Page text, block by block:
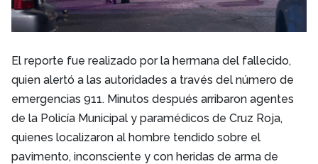
El reporte fue realizado por la hermana del fallecido,
quien alertó a las autoridades a través del número de
emergencias 911. Minutos después arribaron agentes
de la Policía Municipal y paramédicos de Cruz Roja,
quienes localizaron al hombre tendido sobre el
pavimento, inconsciente y con heridas de arma de